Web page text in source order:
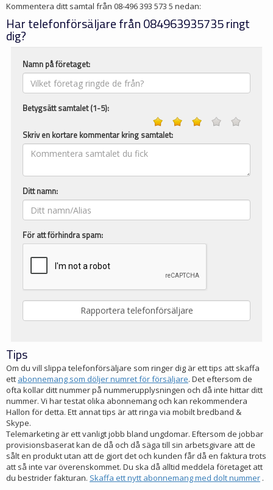
Kommentera ditt samtal från 08-496 393 573 5 nedan:
Har telefonförsäljare från 084963935735 ringt
dig?
Namn på företaget:
Betygsätt samtalet (1-5):
Skriv en kortare kommentar kring samtalet:
Ditt namn:
För att förhindra spam:
Tips
Om du vill slippa telefonförsäljare som ringer dig är ett tips att skaffa
ett abonnemang som döljer numret för försäljare. Det eftersom de
ofta kollar ditt nummer på nummerupplysningen och då inte hittar ditt
nummer. Vi har testat olika abonnemang och kan rekommendera
Hallon för detta. Ett annat tips är att ringa via mobilt bredband &
Skype.
Telemarketing är ett vanligt jobb bland ungdomar. Eftersom de jobbar
provisionsbaserat kan de då och då säga till sin arbetsgivare att de
sålt en produkt utan att de gjort det och kunden får då en faktura trots
att så inte var överenskommet. Du ska då alltid meddela företaget att
du bestrider fakturan. Skaffa ett nytt abonnemang med dolt nummer .